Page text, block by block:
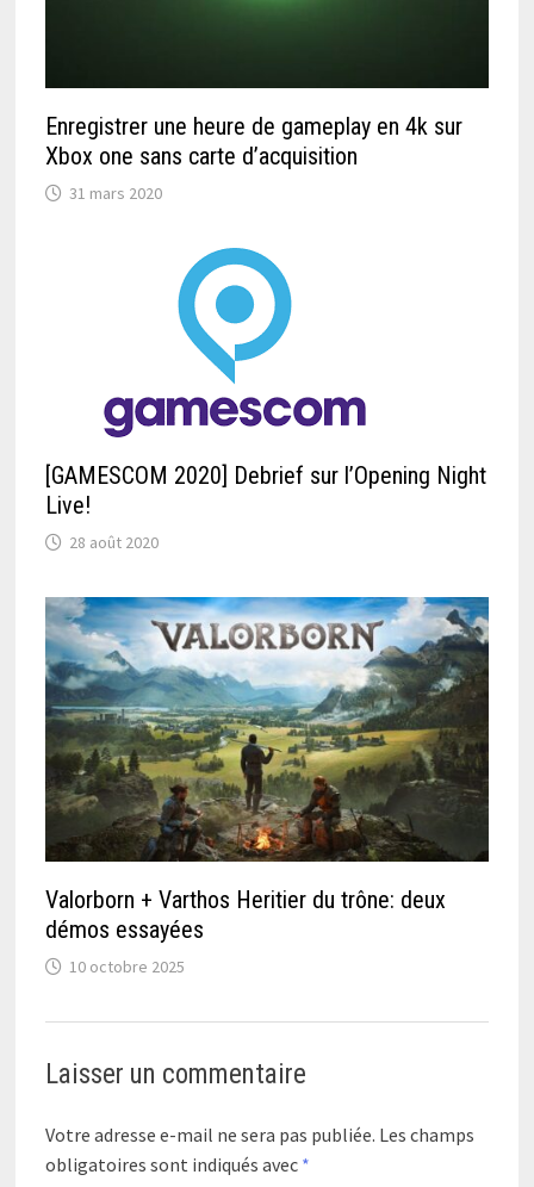
Enregistrer une heure de gameplay en 4k sur
Xbox one sans carte d’acquisition
31 mars 2020
[GAMESCOM 2020] Debrief sur l’Opening Night
Live!
28 août 2020
Valorborn + Varthos Heritier du trône: deux
démos essayées
10 octobre 2025
Laisser un commentaire
Votre adresse e-mail ne sera pas publiée. Les champs
obligatoires sont indiqués avec *